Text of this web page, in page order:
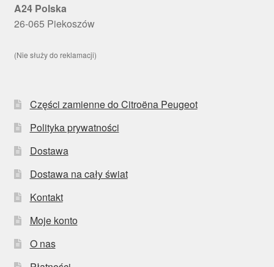
A24 Polska
26-065 Piekoszów
(Nie służy do reklamacji)
Części zamienne do Citroëna Peugeot
Polityka prywatności
Dostawa
Dostawa na cały świat
Kontakt
Moje konto
O nas